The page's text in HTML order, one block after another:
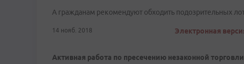
А гражданам рекомендуют обходить подозрительных
14 нояб. 2018 Электронная
Активная работа по пресечению незаконной